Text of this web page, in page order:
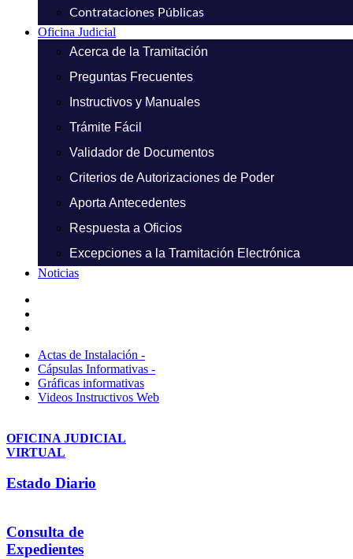
Contrataciones Públicas
Oficina Judicial
Acerca de la Tramitación
Preguntas Frecuentes
Instructivos y Manuales
Trámite Fácil
Validador de Documentos
Criterios de Autorizaciones de Poder
Aporta Antecedentes
Respuesta a Oficios
Excepciones a la Tramitación Electrónica
Noticias
Actas de Instalación -
Cápsulas Informativas -
Gráficas informativas
Videos Instructivos Web
OFICINA JUDICIAL
VIRTUAL
Estado Diario
Consulta de
Expedientes